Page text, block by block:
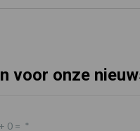
voor onze
0 = *